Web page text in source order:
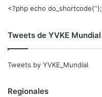
<?php echo
Tweets de YVKE Mundial
Tweets by YVKE_Mundial
Regionales